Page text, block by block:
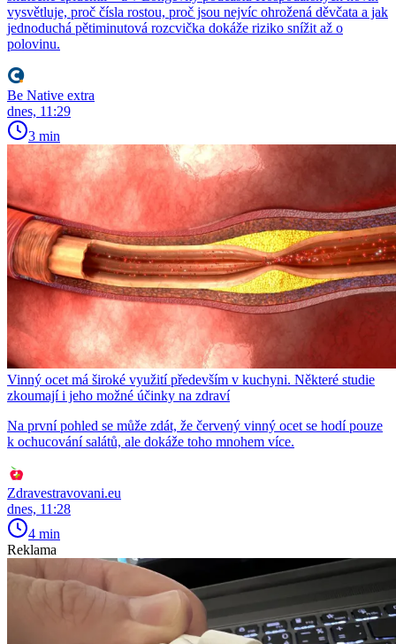
vysvětluje, proč čísla rostou, proč jsou nejvíc ohrožená děvčata a jak
jednoduchá pětiminutová rozcvička dokáže riziko snížit až o
polovinu.
Be Native extra
dnes, 11:29
3 min
Vinný ocet má široké využití především v kuchyni. Některé studie
zkoumají i jeho možné účinky na zdraví
Na první pohled se může zdát, že červený vinný ocet se hodí pouze
k ochucování salátů, ale dokáže toho mnohem více.
Zdravestravovani.eu
dnes, 11:28
4 min
Reklama